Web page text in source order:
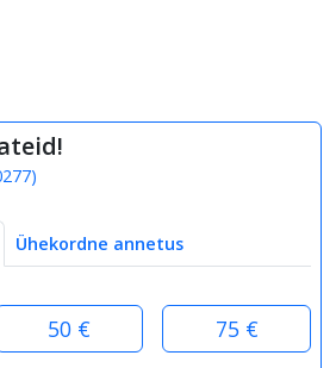
)
Ühekordne annetus
50 € 75 €